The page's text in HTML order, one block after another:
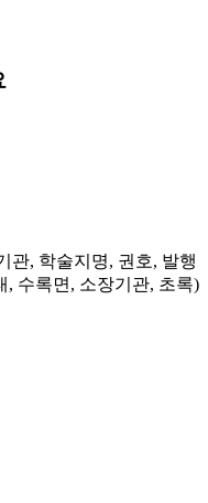
관, 학술지명, 권호, 발행
, 수록면, 소장기관, 초록)